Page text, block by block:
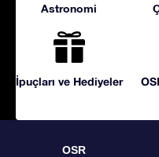
Astronomi
İpuçları ve Hediyeler
OSR